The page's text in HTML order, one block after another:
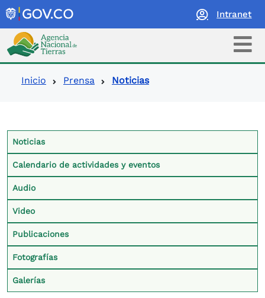
Intranet
Logo Agencia Nacional de Tierras
Ruta de navegación
Inicio Prensa Noticias
Contexto Prensa
Noticias
Calendario de actividades y eventos
Audio
Video
Publicaciones
Fotografías
Galerías